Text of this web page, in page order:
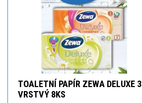
TOALETNÍ PAPÍR ZEWA DELUXE 3
VRSTVÝ 8KS